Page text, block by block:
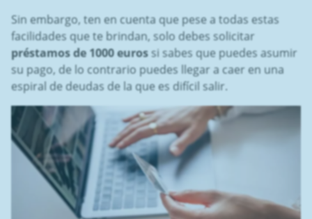
Sin embargo, ten en cuenta que pese a todas estas
facilidades que te brindan, solo debes solicitar
préstamos de 1000 eurossi sabes que puedes asumir
su pago, de lo contrario puedes llegar a caer en una
espiral de deudas de la que es difícil salir.